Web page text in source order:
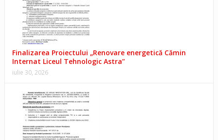
Finalizarea Proiectului „Renovare energetică Cămin
Internat Liceul Tehnologic Astra”
iulie 30, 2026